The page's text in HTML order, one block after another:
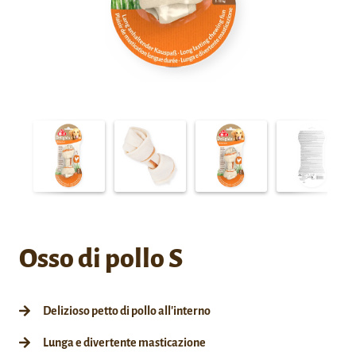
Osso di pollo S
Delizioso petto di pollo all'interno
Lunga e divertente masticazione